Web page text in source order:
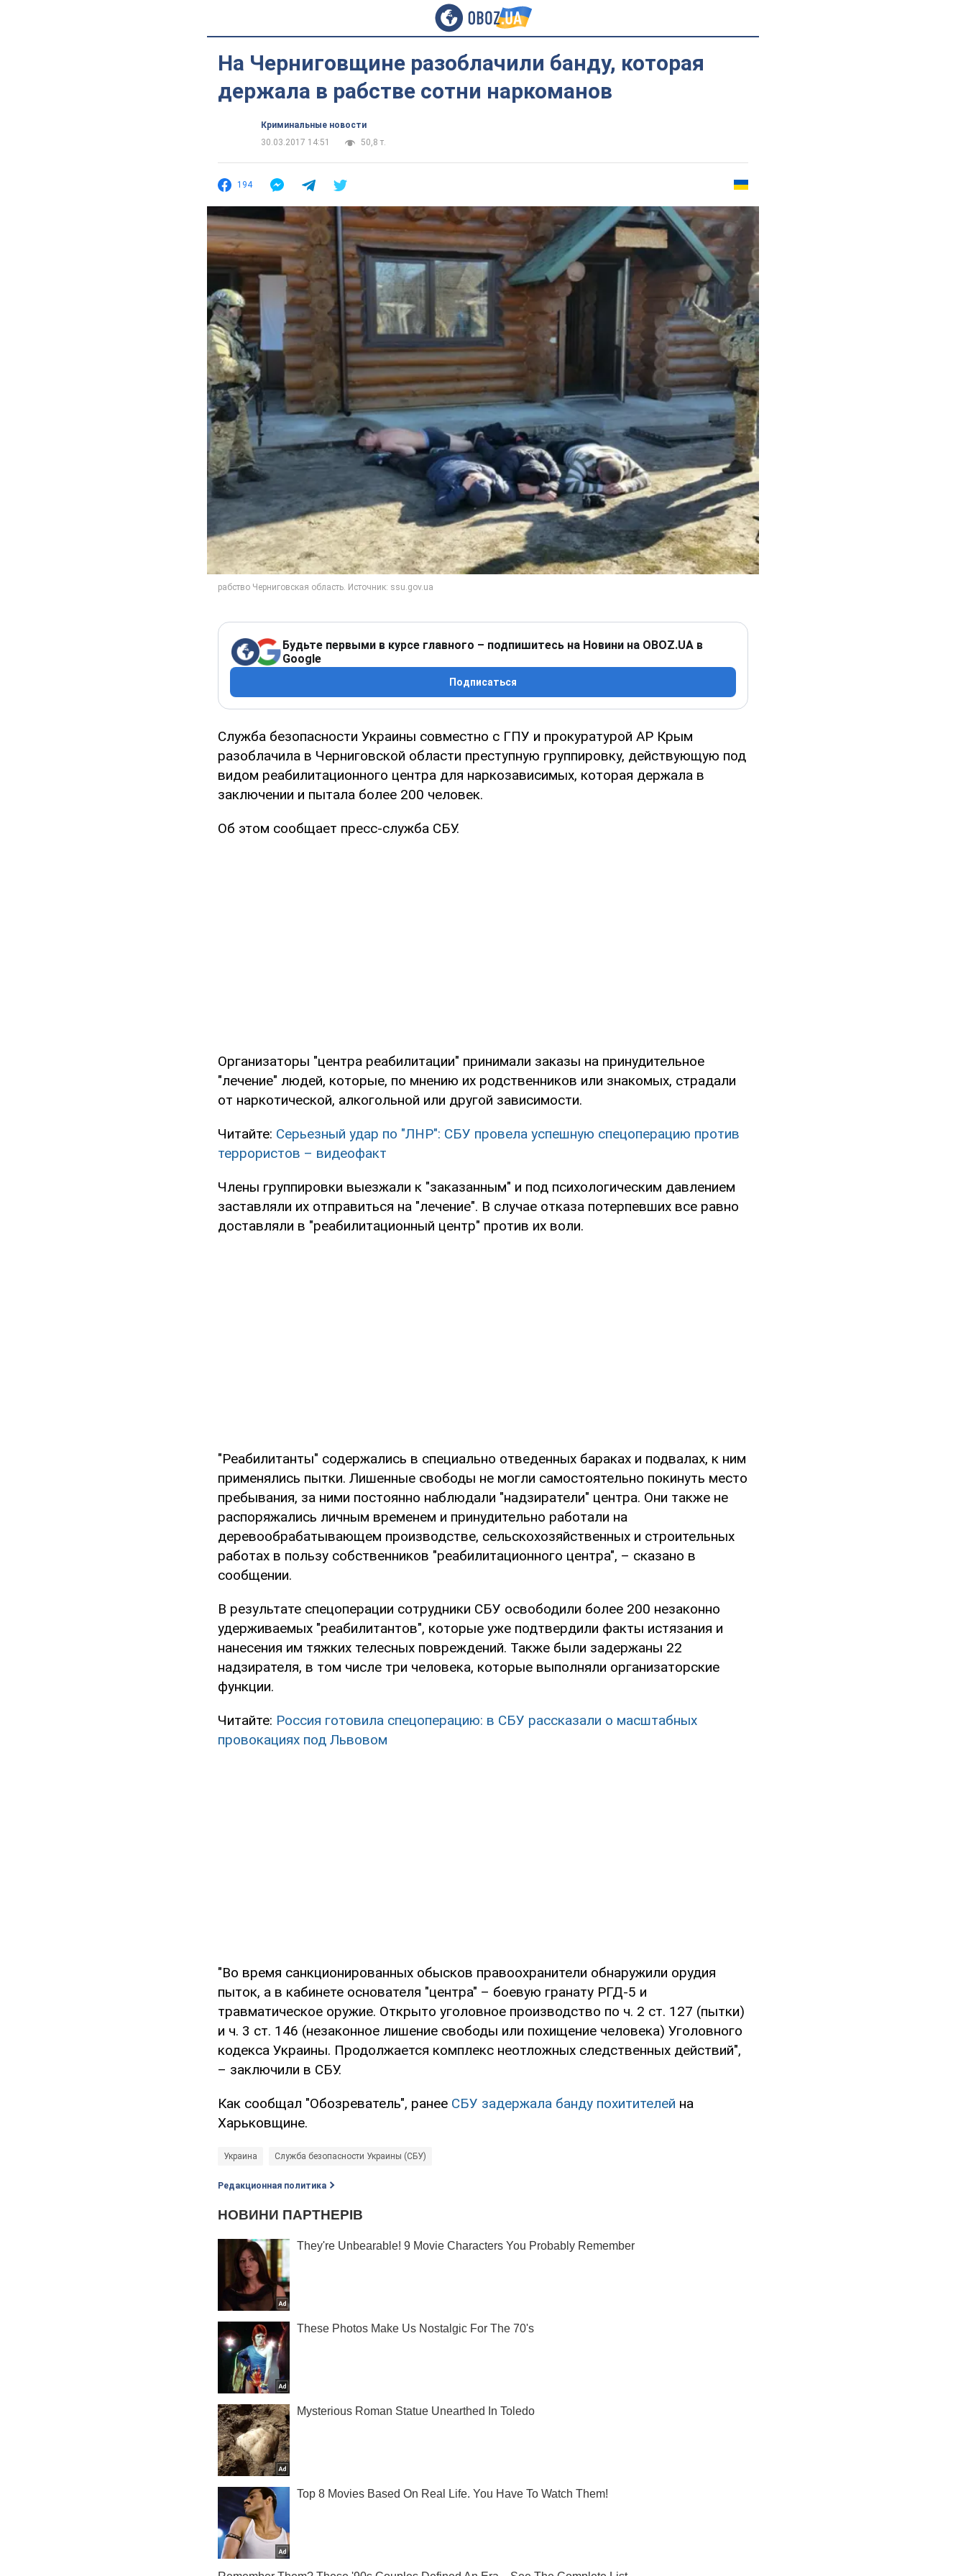
На Черниговщине разоблачили банду, которая
держала в рабстве сотни наркоманов
Криминальные новости
30.03.2017 14:51
50,8 т.
194
Будьте первыми в курсе главного – подпишитесь на Новини на OBOZ.UA в
Google
Подписаться
Служба безопасности Украины совместно с ГПУ и прокуратурой АР Крым
разоблачила в Черниговской области преступную группировку, действующую под
видом реабилитационного центра для наркозависимых, которая держала в
заключении и пытала более 200 человек.
Об этом сообщает пресс-служба СБУ.
Организаторы "центра реабилитации" принимали заказы на принудительное
"лечение" людей, которые, по мнению их родственников или знакомых, страдали
от наркотической, алкогольной или другой зависимости.
Читайте: Серьезный удар по "ЛНР": СБУ провела успешную спецоперацию против
террористов – видеофакт
Члены группировки выезжали к "заказанным" и под психологическим давлением
заставляли их отправиться на "лечение". В случае отказа потерпевших все равно
доставляли в "реабилитационный центр" против их воли.
"Реабилитанты" содержались в специально отведенных бараках и подвалах, к ним
применялись пытки. Лишенные свободы не могли самостоятельно покинуть место
пребывания, за ними постоянно наблюдали "надзиратели" центра. Они также не
распоряжались личным временем и принудительно работали на
деревообрабатывающем производстве, сельскохозяйственных и строительных
работах в пользу собственников "реабилитационного центра", – сказано в
сообщении.
В результате спецоперации сотрудники СБУ освободили более 200 незаконно
удерживаемых "реабилитантов", которые уже подтвердили факты истязания и
нанесения им тяжких телесных повреждений. Также были задержаны 22
надзирателя, в том числе три человека, которые выполняли организаторские
функции.
Читайте: Россия готовила спецоперацию: в СБУ рассказали о масштабных
провокациях под Львовом
"Во время санкционированных обысков правоохранители обнаружили орудия
пыток, а в кабинете основателя "центра" – боевую гранату РГД-5 и
травматическое оружие. Открыто уголовное производство по ч. 2 ст. 127 (пытки)
и ч. 3 ст. 146 (незаконное лишение свободы или похищение человека) Уголовного
кодекса Украины. Продолжается комплекс неотложных следственных действий",
– заключили в СБУ.
Как сообщал "Обозреватель", ранее СБУ задержала банду похитителей на
Харьковщине.
Украина Служба безопасности Украины (СБУ)
Редакционная политика